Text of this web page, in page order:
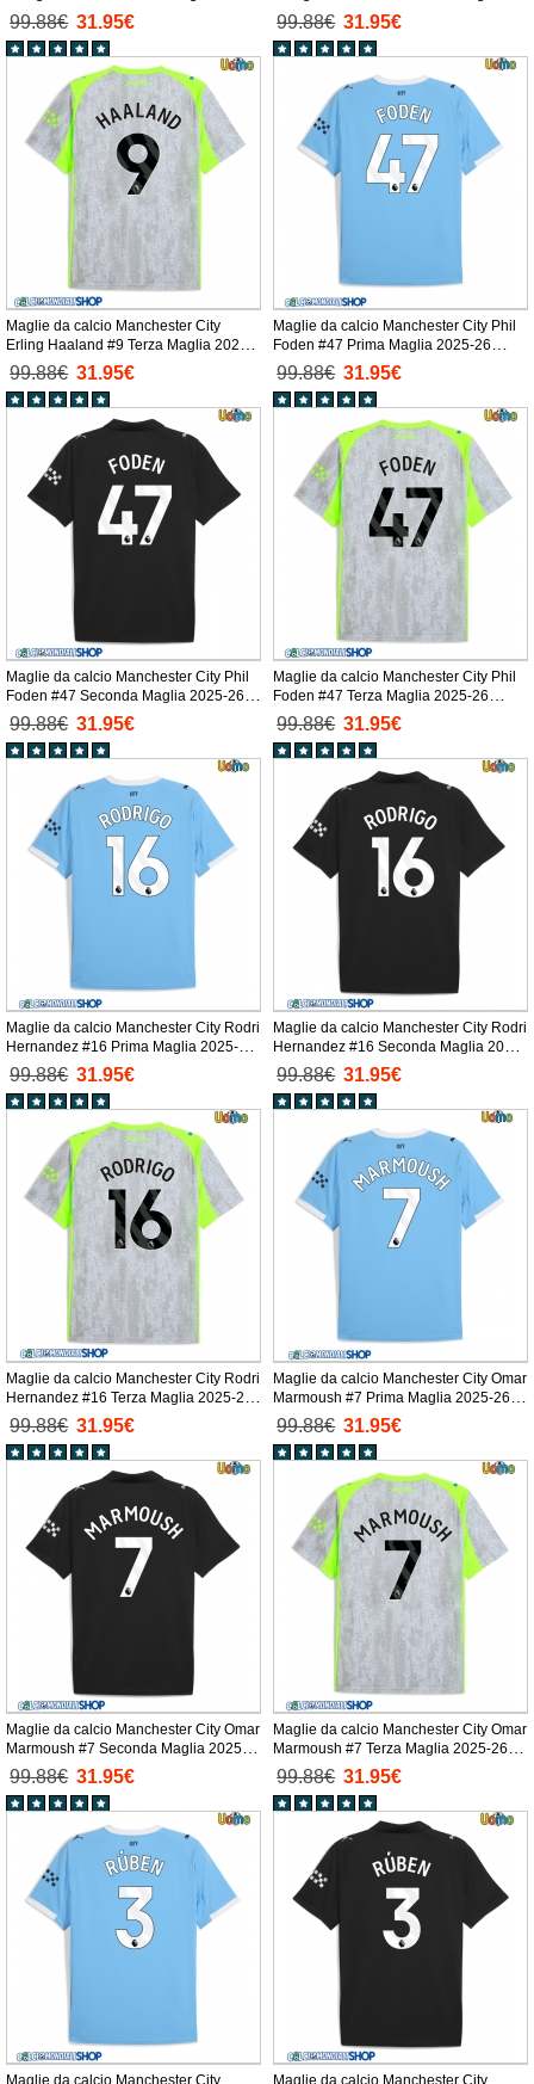
26 Manica Corta
99.88€ 31.95€
2025-26 Manica Corta
99.88€ 31.95€
Maglie da calcio Manchester City
Erling Haaland #9 Terza Maglia 2025-
26 Manica Corta
99.88€ 31.95€
Maglie da calcio Manchester City Phil
Foden #47 Prima Maglia 2025-26
Manica Corta
99.88€ 31.95€
Maglie da calcio Manchester City Phil
Foden #47 Seconda Maglia 2025-26
Manica Corta
99.88€ 31.95€
Maglie da calcio Manchester City Phil
Foden #47 Terza Maglia 2025-26
Manica Corta
99.88€ 31.95€
Maglie da calcio Manchester City Rodri
Hernandez #16 Prima Maglia 2025-26
Manica Corta
99.88€ 31.95€
Maglie da calcio Manchester City Rodri
Hernandez #16 Seconda Maglia 2025-
26 Manica Corta
99.88€ 31.95€
Maglie da calcio Manchester City Rodri
Hernandez #16 Terza Maglia 2025-26
Manica Corta
99.88€ 31.95€
Maglie da calcio Manchester City Omar
Marmoush #7 Prima Maglia 2025-26
Manica Corta
99.88€ 31.95€
Maglie da calcio Manchester City Omar
Marmoush #7 Seconda Maglia 2025-
26 Manica Corta
99.88€ 31.95€
Maglie da calcio Manchester City Omar
Marmoush #7 Terza Maglia 2025-26
Manica Corta
99.88€ 31.95€
Maglie da calcio Manchester City
Maglie da calcio Manchester City